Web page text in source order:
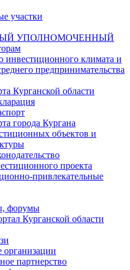
участки
УПОЛНОМОЧЕННЫЙ
климата и
предпринимательства
Курганской области
города Кургана
объектов и
проекта
привлекательные
форумы
Курганской области
партнерство